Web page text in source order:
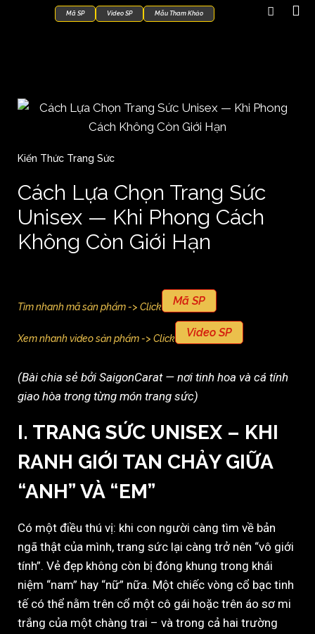
Mã SP Video SP Mẫu Tham Khảo
Kiến Thức Trang Sức
Cách Lựa Chọn Trang Sức
Unisex — Khi Phong Cách
Không Còn Giới Hạn
Tìm nhanh mã sản phẩm -> Click Mã SP
Xem nhanh video sản phẩm -> Click Video SP
(Bài chia sẻ bởi SaigonCarat — nơi tinh hoa và cá tính
giao hòa trong từng món trang sức)
I. TRANG SỨC UNISEX – KHI
RANH GIỚI TAN CHẢY GIỮA
“ANH” VÀ “EM”
Có một điều thú vị: khi con người càng tìm về bản
ngã thật của mình, trang sức lại càng trở nên “vô giới
tính”. Vẻ đẹp không còn bị đóng khung trong khái
niệm “nam” hay “nữ” nữa. Một chiếc vòng cổ bạc tinh
tế có thể nằm trên cổ một cô gái hoặc trên áo sơ mi
trắng của một chàng trai – và trong cả hai trường